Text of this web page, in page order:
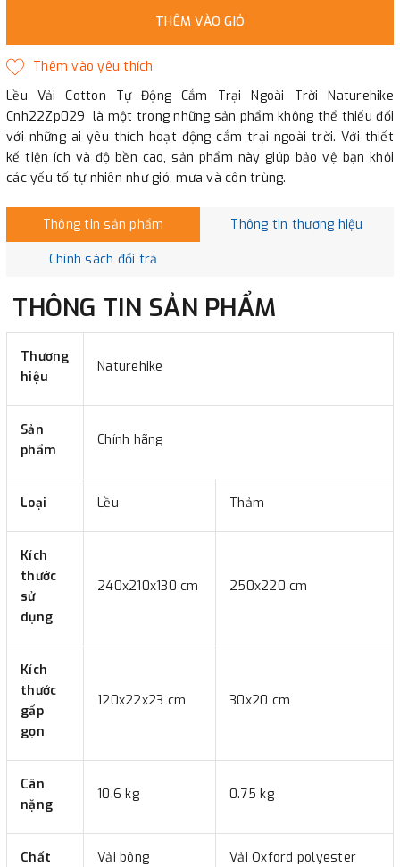
THÊM VÀO GIỎ
Lều Vải Cotton Tự Động Cắm Trại Ngoài Trời Naturehike
Cnh22Zp029 là một trong những sản phẩm không thể thiếu đối
với những ai yêu thích hoạt động cắm trại ngoài trời. Với thiết
kế tiện ích và độ bền cao, sản phẩm này giúp bảo vệ bạn khỏi
các yếu tố tự nhiên như gió, mưa và côn trùng.
Thông tin sản phẩm Thông tin thương hiệu
Chính sách đổi trả
THÔNG TIN SẢN PHẨM
Thương
hiệu
Naturehike
Sản
phẩm
Chính hãng
Loại Lều Thảm
Kích
thước
sử
dụng
240x210x130 cm 250x220 cm
Kích
thước
gấp
gọn
120x22x23 cm 30x20 cm
Cân
nặng
10.6 kg 0.75 kg
Chất
Vải bông
Vải Oxford polyester